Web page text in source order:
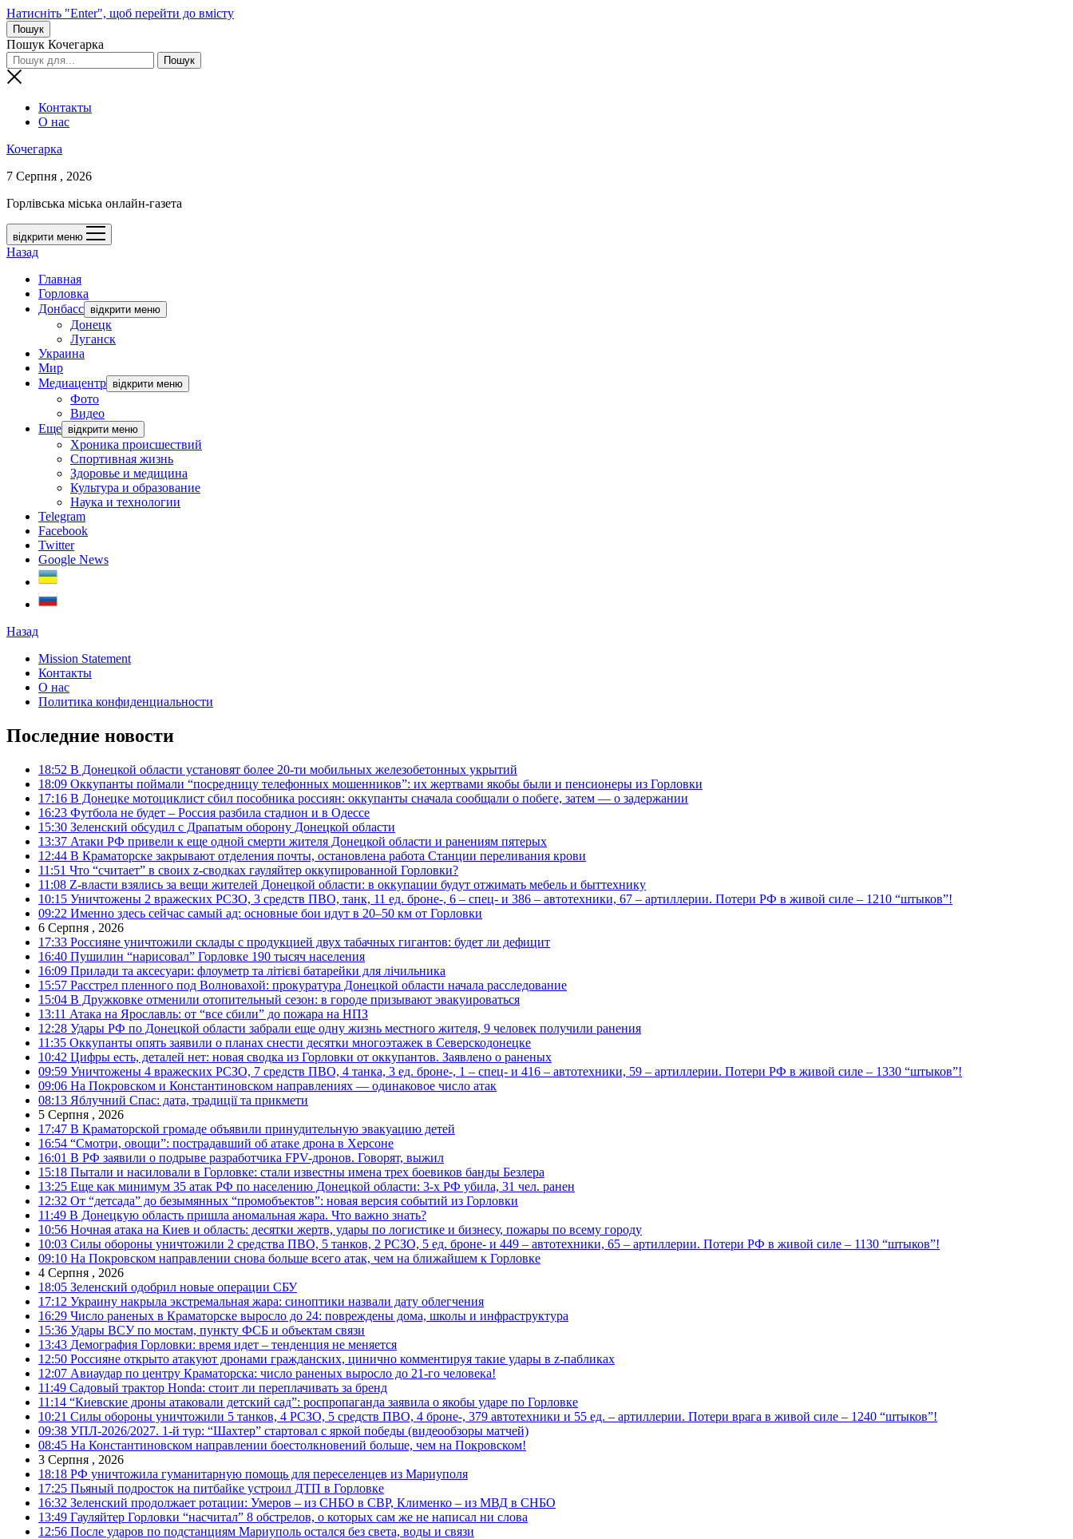
Натисніть "Enter", щоб перейти до вмісту
Пошук
Пошук Кочегарка
Контакты
О нас
Кочегарка
7 Серпня , 2026
Горлівська міська онлайн-газета
відкрити меню
Назад
Главная
Горловка
Донбасс відкрити меню
Донецк
Луганск
Украина
Мир
Медиацентр відкрити меню
Фото
Видео
Еще відкрити меню
Хроника происшествий
Спортивная жизнь
Здоровье и медицина
Культура и образование
Наука и технологии
Telegram
Facebook
Twitter
Google News
Назад
Mission Statement
Контакты
О нас
Политика конфиденциальности
Последние новости
18:52 В Донецкой области установят более 20-ти мобильных железобетонных укрытий
18:09 Оккупанты поймали “посредницу телефонных мошенников”: их жертвами якобы были и пенсионеры из Горловки
17:16 В Донецке мотоциклист сбил пособника россиян: оккупанты сначала сообщали о побеге, затем — о задержании
16:23 Футбола не будет – Россия разбила стадион и в Одессе
15:30 Зеленский обсудил с Драпатым оборону Донецкой области
13:37 Атаки РФ привели к еще одной смерти жителя Донецкой области и ранениям пятерых
12:44 В Краматорске закрывают отделения почты, остановлена работа Станции переливания крови
11:51 Что “считает” в своих z-сводках гауляйтер оккупированной Горловки?
11:08 Z-власти взялись за вещи жителей Донецкой области: в оккупации будут отжимать мебель и быттехнику
10:15 Уничтожены 2 вражеских РСЗО, 3 средств ПВО, танк, 11 ед. броне-, 6 – спец- и 386 – автотехники, 67 – артиллерии. Потери РФ в живой силе – 1210 “штыков”!
09:22 Именно здесь сейчас самый ад: основные бои идут в 20–50 км от Горловки
6 Серпня , 2026
17:33 Россияне уничтожили склады с продукцией двух табачных гигантов: будет ли дефицит
16:40 Пушилин “нарисовал” Горловке 190 тысяч населения
16:09 Прилади та аксесуари: флоуметр та літієві батарейки для лічильника
15:57 Расстрел пленного под Волновахой: прокуратура Донецкой области начала расследование
15:04 В Дружковке отменили отопительный сезон: в городе призывают эвакуироваться
13:11 Атака на Ярославль: от “все сбили” до пожара на НПЗ
12:28 Удары РФ по Донецкой области забрали еще одну жизнь местного жителя, 9 человек получили ранения
11:35 Оккупанты опять заявили о планах снести десятки многоэтажек в Северскодонецке
10:42 Цифры есть, деталей нет: новая сводка из Горловки от оккупантов. Заявлено о раненых
09:59 Уничтожены 4 вражеских РСЗО, 7 средств ПВО, 4 танка, 3 ед. броне-, 1 – спец- и 416 – автотехники, 59 – артиллерии. Потери РФ в живой силе – 1330 “штыков”!
09:06 На Покровском и Константиновском направлениях — одинаковое число атак
08:13 Яблучний Спас: дата, традиції та прикмети
5 Серпня , 2026
17:47 В Краматорской громаде объявили принудительную эвакуацию детей
16:54 “Смотри, овощи”: пострадавший об атаке дрона в Херсоне
16:01 В РФ заявили о подрыве разработчика FPV-дронов. Говорят, выжил
15:18 Пытали и насиловали в Горловке: стали известны имена трех боевиков банды Безлера
13:25 Еще как минимум 35 атак РФ по населению Донецкой области: 3-х РФ убила, 31 чел. ранен
12:32 От “детсада” до безымянных “промобъектов”: новая версия событий из Горловки
11:49 В Донецкую область пришла аномальная жара. Что важно знать?
10:56 Ночная атака на Киев и область: десятки жертв, удары по логистике и бизнесу, пожары по всему городу
10:03 Силы обороны уничтожили 2 средства ПВО, 5 танков, 2 РСЗО, 5 ед. броне- и 449 – автотехники, 65 – артиллерии. Потери РФ в живой силе – 1130 “штыков”!
09:10 На Покровском направлении снова больше всего атак, чем на ближайшем к Горловке
4 Серпня , 2026
18:05 Зеленский одобрил новые операции СБУ
17:12 Украину накрыла экстремальная жара: синоптики назвали дату облегчения
16:29 Число раненых в Краматорске выросло до 24: повреждены дома, школы и инфраструктура
15:36 Удары ВСУ по мостам, пункту ФСБ и объектам связи
13:43 Демография Горловки: время идет – тенденция не меняется
12:50 Россияне открыто атакуют дронами гражданских, цинично комментируя такие удары в z-пабликах
12:07 Авиаудар по центру Краматорска: число раненых выросло до 21-го человека!
11:49 Садовый трактор Honda: стоит ли переплачивать за бренд
11:14 “Киевские дроны атаковали детский сад”: роспропаганда заявила о якобы ударе по Горловке
10:21 Силы обороны уничтожили 5 танков, 4 РСЗО, 5 средств ПВО, 4 броне-, 379 автотехники и 55 ед. – артиллерии. Потери врага в живой силе – 1240 “штыков”!
09:38 УПЛ-2026/2027. 1-й тур: “Шахтер” стартовал с яркой победы (видеообзоры матчей)
08:45 На Константиновском направлении боестолкновений больше, чем на Покровском!
3 Серпня , 2026
18:18 РФ уничтожила гуманитарную помощь для переселенцев из Мариуполя
17:25 Пьяный подросток на питбайке устроил ДТП в Горловке
16:32 Зеленский продолжает ротации: Умеров – из СНБО в СВР, Клименко – из МВД в СНБО
13:49 Гауляйтер Горловки “насчитал” 8 обстрелов, о которых сам же не написал ни слова
12:56 После ударов по подстанциям Мариуполь остался без света, воды и связи